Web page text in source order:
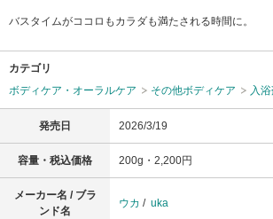
バスタイムがココロもカラダも満たされる時間に。
カテゴリ
ボディケア・オーラルケア
その他ボディケア 入
発売日 2026/3/19
容量・税込価格 200g・2,200円
メーカー名 / ブラ
ンド名
ウカ / uka